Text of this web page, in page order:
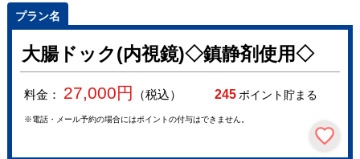
大腸ドック(内視鏡)◇鎮静剤使用◇
料金： 27,000円 （税込） 245ポイント貯まる
※電話・メール予約の場合にはポイントの付与はできません。